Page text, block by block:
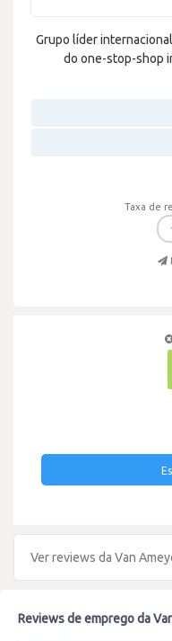
Grupo líder
do one-stop-shop
Taxa de
Ver reviews da Van
Reviews de emprego da